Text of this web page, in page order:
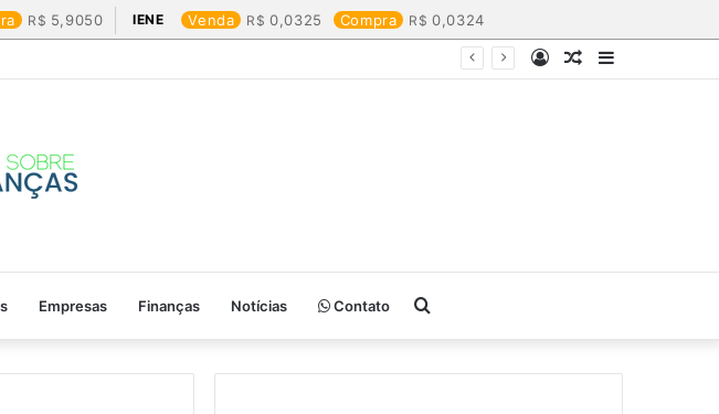
5,9050 IENE Venda 0,0325 Compra 0,0324
pena
Barra
Artigo
Entrar
Empresas Finanças Notícias Contato Procurar
por